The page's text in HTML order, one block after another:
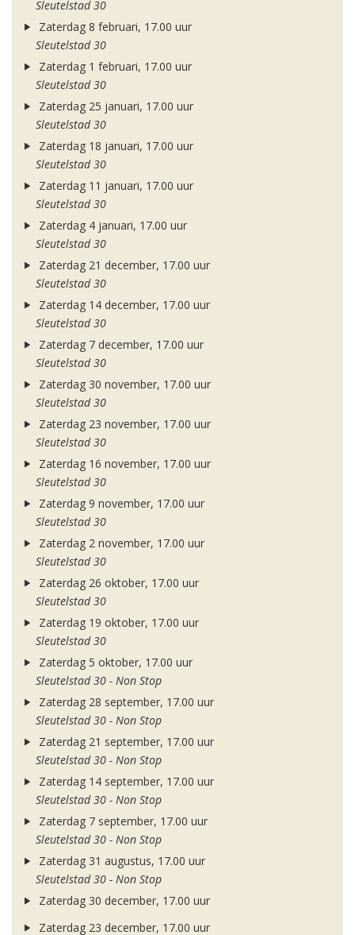
Sleutelstad 30
Zaterdag 8 februari, 17.00 uur
Sleutelstad 30
Zaterdag 1 februari, 17.00 uur
Sleutelstad 30
Zaterdag 25 januari, 17.00 uur
Sleutelstad 30
Zaterdag 18 januari, 17.00 uur
Sleutelstad 30
Zaterdag 11 januari, 17.00 uur
Sleutelstad 30
Zaterdag 4 januari, 17.00 uur
Sleutelstad 30
Zaterdag 21 december, 17.00 uur
Sleutelstad 30
Zaterdag 14 december, 17.00 uur
Sleutelstad 30
Zaterdag 7 december, 17.00 uur
Sleutelstad 30
Zaterdag 30 november, 17.00 uur
Sleutelstad 30
Zaterdag 23 november, 17.00 uur
Sleutelstad 30
Zaterdag 16 november, 17.00 uur
Sleutelstad 30
Zaterdag 9 november, 17.00 uur
Sleutelstad 30
Zaterdag 2 november, 17.00 uur
Sleutelstad 30
Zaterdag 26 oktober, 17.00 uur
Sleutelstad 30
Zaterdag 19 oktober, 17.00 uur
Sleutelstad 30
Zaterdag 5 oktober, 17.00 uur
Sleutelstad 30 - Non Stop
Zaterdag 28 september, 17.00 uur
Sleutelstad 30 - Non Stop
Zaterdag 21 september, 17.00 uur
Sleutelstad 30 - Non Stop
Zaterdag 14 september, 17.00 uur
Sleutelstad 30 - Non Stop
Zaterdag 7 september, 17.00 uur
Sleutelstad 30 - Non Stop
Zaterdag 31 augustus, 17.00 uur
Sleutelstad 30 - Non Stop
Zaterdag 30 december, 17.00 uur
Zaterdag 23 december, 17.00 uur